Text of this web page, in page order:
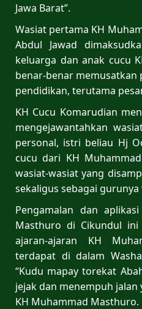
Jawa Barat”.
Wasiat pertama KH
Abdul Jawad
keluarga dan anak cucu
benar-benar memusatkan
pendidikan, terutama
KH Cucu Komarudian
mengejawantahkan
personal, istri beliau Hj
cucu dari KH
wasiat-wasiat yang
sekaligus sebagai
Pengamalan dan
Masthuro di Cikundul
ajaran-ajaran KH
terdapat di dalam
“Kudu mapay torekat
jejak dan menempuh
KH Muhammad Masthuro.